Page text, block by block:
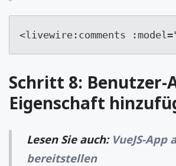
<livewire:comments
Schritt 8: Benutzer-
Eigenschaft
Lesen Sie auch: VueJS-App
bereitstellen